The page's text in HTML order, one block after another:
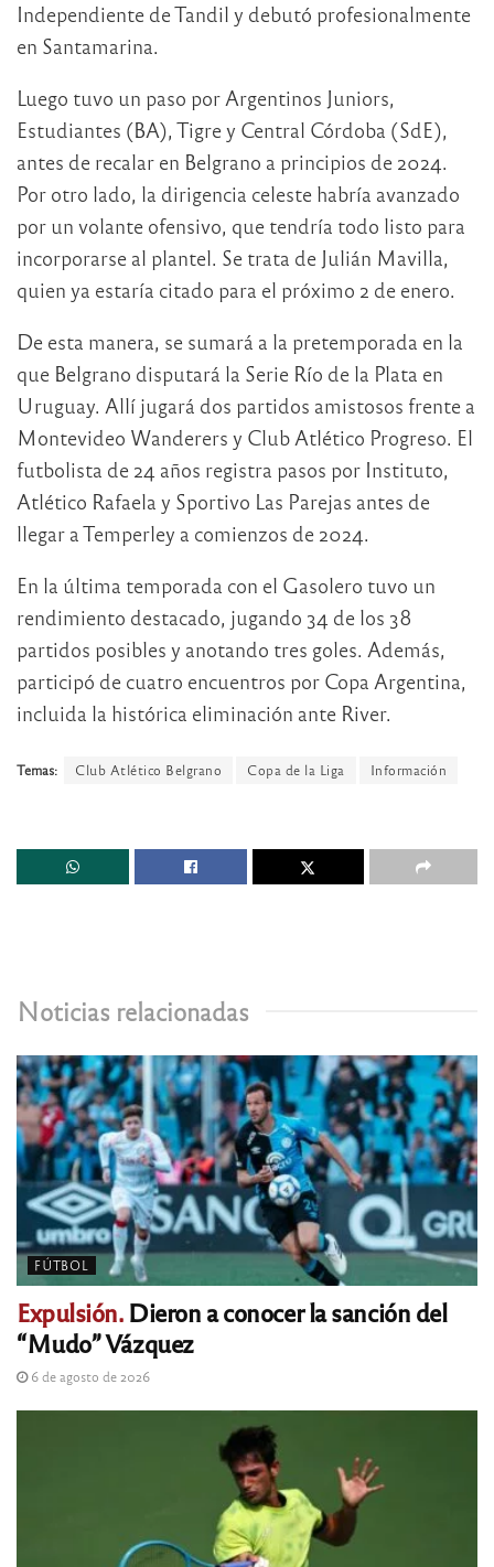
Independiente de Tandil y debutó profesionalmente
en Santamarina.
Luego tuvo un paso por Argentinos Juniors,
Estudiantes (BA), Tigre y Central Córdoba (SdE),
antes de recalar en Belgrano a principios de 2024.
Por otro lado, la dirigencia celeste habría avanzado
por un volante ofensivo, que tendría todo listo para
incorporarse al plantel. Se trata de Julián Mavilla,
quien ya estaría citado para el próximo 2 de enero.
De esta manera, se sumará a la pretemporada en la
que Belgrano disputará la Serie Río de la Plata en
Uruguay. Allí jugará dos partidos amistosos frente a
Montevideo Wanderers y Club Atlético Progreso. El
futbolista de 24 años registra pasos por Instituto,
Atlético Rafaela y Sportivo Las Parejas antes de
llegar a Temperley a comienzos de 2024.
En la última temporada con el Gasolero tuvo un
rendimiento destacado, jugando 34 de los 38
partidos posibles y anotando tres goles. Además,
participó de cuatro encuentros por Copa Argentina,
incluida la histórica eliminación ante River.
Temas: Club Atlético Belgrano Copa de la Liga Información
Noticias relacionadas
FÚTBOL
Expulsión.Dieron a conocer la sanción del
“Mudo” Vázquez
6 de agosto de 2026